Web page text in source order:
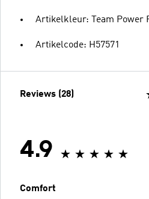
Artikelkleur: Team Power
Artikelcode: H57571
Reviews (28)
4.9
Comfort